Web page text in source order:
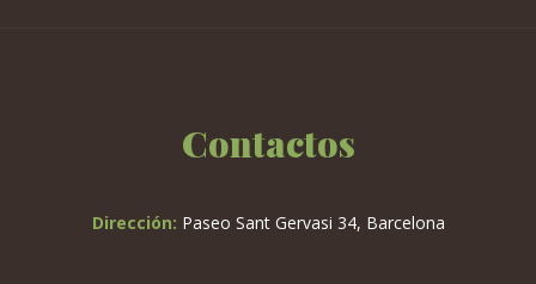
Contactos
Dirección: Paseo Sant Gervasi 34, Barcelona